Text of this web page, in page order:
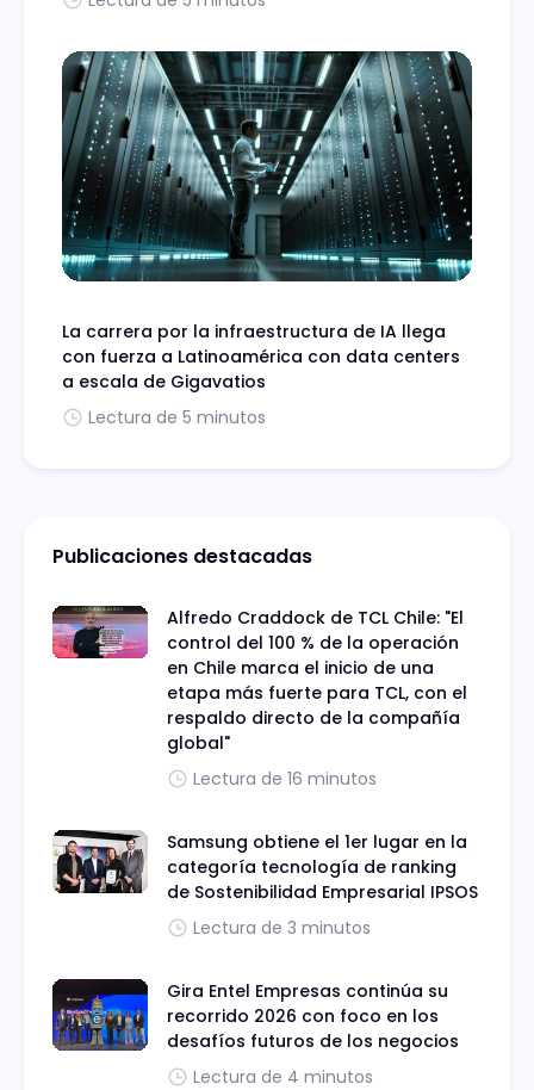
La carrera por la infraestructura de IA llega
con fuerza a Latinoamérica con data centers
a escala de Gigavatios
Lectura de 5 minutos
Publicaciones destacadas
Alfredo Craddock de TCL Chile: "El
control del 100 % de la operación
en Chile marca el inicio de una
etapa más fuerte para TCL, con el
respaldo directo de la compañía
global"
Lectura de 16 minutos
Samsung obtiene el 1er lugar en la
categoría tecnología de ranking
de Sostenibilidad Empresarial IPSOS
Lectura de 3 minutos
Gira Entel Empresas continúa su
recorrido 2026 con foco en los
desafíos futuros de los negocios
Lectura de 4 minutos